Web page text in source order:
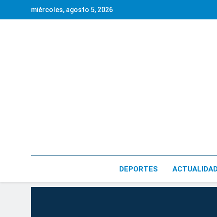
miércoles, agosto 5, 2026
DEPORTES